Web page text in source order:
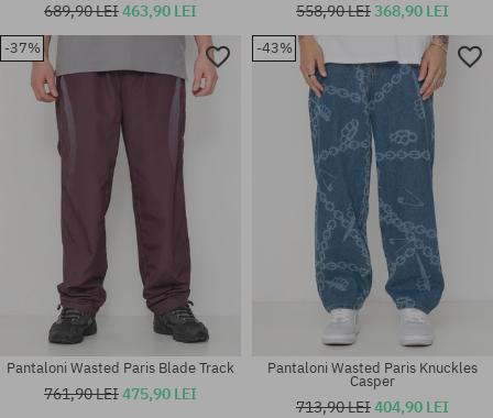
Mărimi existente:
32; 34; 36
Mărimi existente:
689,90 LEI463,90 LEI 558,90 LEI368,90 LEI
-37%
Pantaloni Wasted Paris Blade Track
761,90 LEI475,90 LEI
-43%
Pantaloni Wasted Paris Knuckles
Casper
713,90 LEI404,90 LEI